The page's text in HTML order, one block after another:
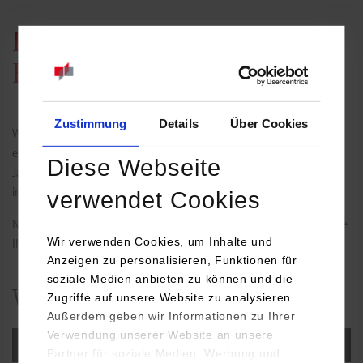
Zustimmung Details Über Cookies
Diese Webseite
verwendet Cookies
Wir verwenden Cookies, um Inhalte und
Anzeigen zu personalisieren, Funktionen für
soziale Medien anbieten zu können und die
Zugriffe auf unsere Website zu analysieren.
Außerdem geben wir Informationen zu Ihrer
Verwendung unserer Website an unsere
Partner für soziale Medien, Werbung und
Informationen für
Erstsemester
Wir freuen uns, dass Sie sich für ein duales Studium bei uns
entschieden haben und wünschen Ihnen in den kommenden drei
Jahren ein erfolgreiches Studium mit vielen spannenden und
interessanten Erkenntnissen und Erlebnissen.
Nachfolgend haben wir einige Informationen zusammengestellt, die
Ihnen den Einstieg und die Orientierung erleichtern sollen.
Was muss ich tun?
Zu Studienbeginn